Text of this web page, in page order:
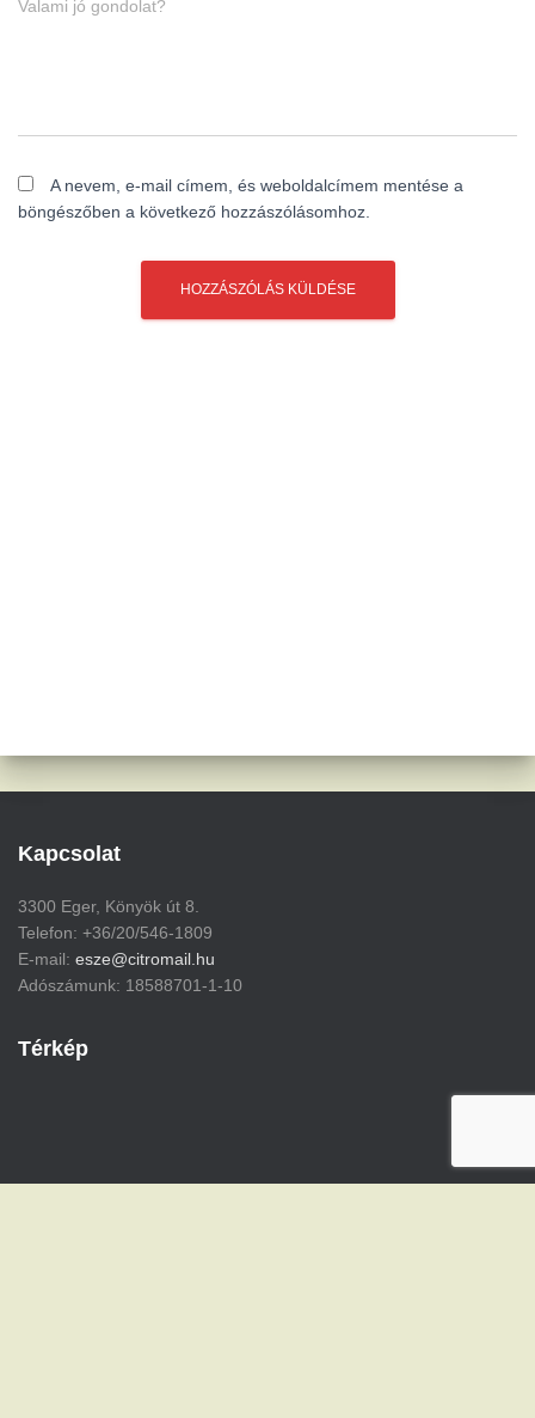
Valami jó gondolat?
A nevem, e-mail címem, és weboldalcímem mentése a
böngészőben a következő hozzászólásomhoz.
Kapcsolat
3300 Eger, Könyök út 8.
Telefon: +36/20/546-1809
E-mail: esze@citromail.hu
Adószámunk: 18588701-1-10
Térkép